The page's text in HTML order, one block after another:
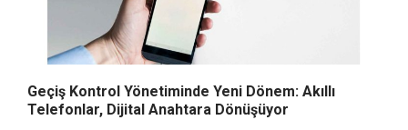
Geçiş Kontrol Yönetiminde Yeni Dönem: Akıllı
Telefonlar, Dijital Anahtara Dönüşüyor